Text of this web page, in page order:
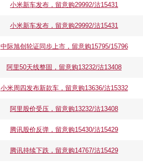
小米新车发布，留意购29992/沽15431
小米新车发布，留意购29992/沽15431
中际旭创轮证同步上市，留意购15795/15796
阿里50天线整固，留意购13232/沽13408
小米周四发布新款车，留意购13636/沽15332
阿里股价受压，留意购13232/沽13408
腾讯股价反弹，留意购15430/沽15429
腾讯持续下跌，留意购14767/沽15429